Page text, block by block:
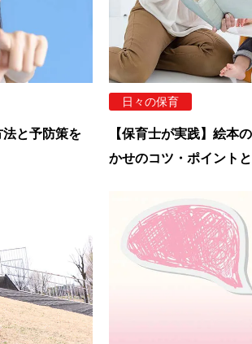
と予防策を
日々の保育
【保育士が実践】絵本
かせのコツ・ポイント